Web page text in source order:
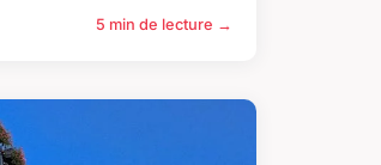
5 min de lecture →